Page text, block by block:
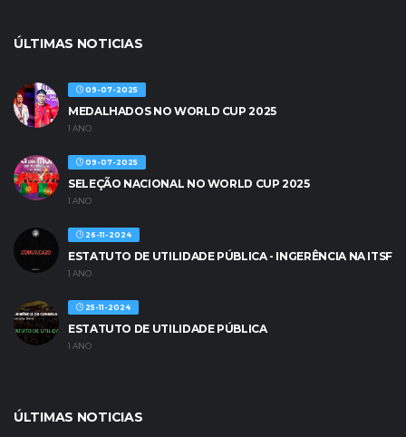
ÚLTIMAS NOTICIAS
09-07-2025
MEDALHADOS NO WORLD CUP 2025
1 ANO
09-07-2025
SELEÇÃO NACIONAL NO WORLD CUP 2025
1 ANO
26-11-2024
ESTATUTO DE UTILIDADE PÚBLICA - INGERÊNCIA NA ITSF
1 ANO
25-11-2024
ESTATUTO DE UTILIDADE PÚBLICA
1 ANO
ÚLTIMAS NOTICIAS